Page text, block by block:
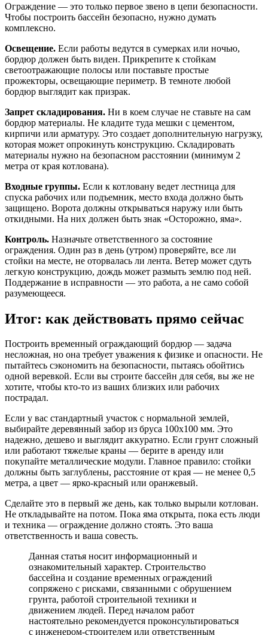
Ограждение — это только первое звено в цепи безопасности.
Чтобы построить бассейн безопасно, нужно думать
комплексно.
Освещение. Если работы ведутся в сумерках или ночью,
бордюр должен быть виден. Прикрепите к стойкам
светоотражающие полосы или поставьте простые
прожекторы, освещающие периметр. В темноте любой
бордюр выглядит как призрак.
Запрет складирования. Ни в коем случае не ставьте на сам
бордюр материалы. Не кладите туда мешки с цементом,
кирпичи или арматуру. Это создает дополнительную нагрузку,
которая может опрокинуть конструкцию. Складировать
материалы нужно на безопасном расстоянии (минимум 2
метра от края котлована).
Входные группы. Если к котловану ведет лестница для
спуска рабочих или подъемник, место входа должно быть
защищено. Ворота должны открываться наружу или быть
откидными. На них должен быть знак «Осторожно, яма».
Контроль. Назначьте ответственного за состояние
ограждения. Один раз в день (утром) проверяйте, все ли
стойки на месте, не оторвалась ли лента. Ветер может сдуть
легкую конструкцию, дождь может размыть землю под ней.
Поддержание в исправности — это работа, а не само собой
разумеющееся.
Итог: как действовать прямо сейчас
Построить временный ограждающий бордюр — задача
несложная, но она требует уважения к физике и опасности. Не
пытайтесь сэкономить на безопасности, пытаясь обойтись
одной веревкой. Если вы строите бассейн для себя, вы же не
хотите, чтобы кто-то из ваших близких или рабочих
пострадал.
Если у вас стандартный участок с нормальной землей,
выбирайте деревянный забор из бруса 100х100 мм. Это
надежно, дешево и выглядит аккуратно. Если грунт сложный
или работают тяжелые краны — берите в аренду или
покупайте металлические модули. Главное правило: стойки
должны быть заглублены, расстояние от края — не менее 0,5
метра, а цвет — ярко-красный или оранжевый.
Сделайте это в первый же день, как только вырыли котлован.
Не откладывайте на потом. Пока яма открыта, пока есть люди
и техника — ограждение должно стоять. Это ваша
ответственность и ваша совесть.
Данная статья носит информационный и
ознакомительный характер. Строительство
бассейна и создание временных ограждений
сопряжено с рисками, связанными с обрушением
грунта, работой строительной техники и
движением людей. Перед началом работ
настоятельно рекомендуется проконсультироваться
с инженером-строителем или ответственным